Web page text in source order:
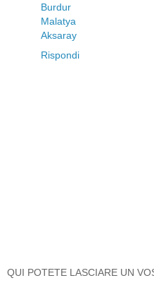
Burdur
Malatya
Aksaray
Rispondi
QUI POTETE LASCIARE UN